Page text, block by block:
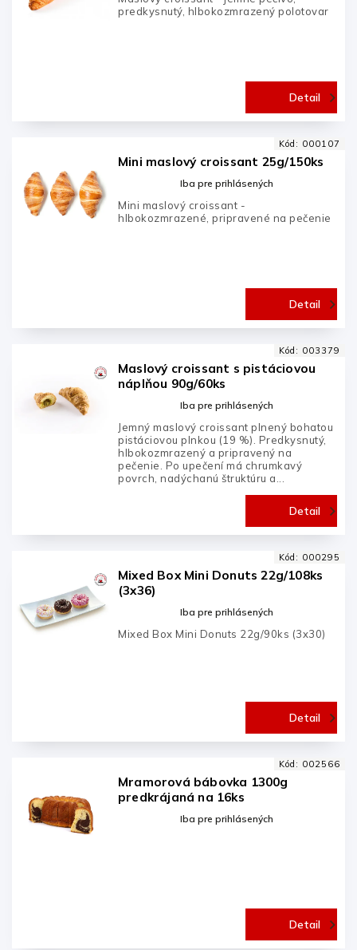
Detail
predkysnutý, hlbokozmrazený polotovar
Mini maslový croissant 25g/150ks
Iba pre prihlásených
Detail
Mini maslový croissant -
hlbokozmrazené, pripravené na pečenie
Kód: 000107
Maslový croissant s pistáciovou
náplňou 90g/60ks
Iba pre prihlásených
Detail
Jemný maslový croissant plnený bohatou
pistáciovou plnkou (19 %). Predkysnutý,
hlbokozmrazený a pripravený na
pečenie. Po upečení má chrumkavý
povrch, nadýchanú štruktúru a...
Kód: 003379
Mixed Box Mini Donuts 22g/108ks
(3x36)
Iba pre prihlásených
Detail
Mixed Box Mini Donuts 22g/90ks (3x30)
Kód: 000295
Mramorová bábovka 1300g
predkrájaná na 16ks
Iba pre prihlásených
Detail
Kód: 002566